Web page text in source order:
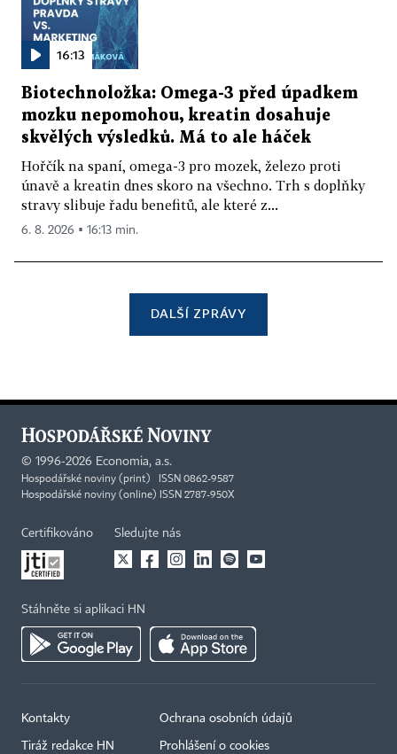
16:13
Biotechnoložka: Omega-3 před úpadkem
mozku nepomohou, kreatin dosahuje
skvělých výsledků. Má to ale háček
Hořčík na spaní, omega-3 pro mozek, železo proti
únavě a kreatin dnes skoro na všechno. Trh s doplňky
stravy slibuje řadu benefitů, ale které z...
6. 8. 2026 ▪ 16:13 min.
DALŠÍ ZPRÁVY
© 1996-2026 Economia, a.s.
Hospodářské noviny (print) ISSN 0862-9587
Hospodářské noviny (online) ISSN 2787-950X
Certifikováno Sledujte nás
Stáhněte si aplikaci HN
Kontakty
Tiráž redakce HN
Ochrana osobních údajů
Prohlášení o cookies